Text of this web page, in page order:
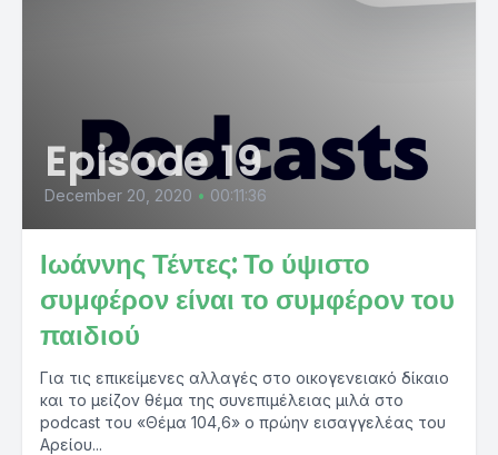
Episode 19
December 20, 2020 • 00:11:36
Ιωάννης Τέντες: Το ύψιστο
συμφέρον είναι το συμφέρον του
παιδιού
Για τις επικείμενες αλλαγές στο οικογενειακό δίκαιο
και το μείζον θέμα της συνεπιμέλειας μιλά στο
podcast του «Θέμα 104,6» ο πρώην εισαγγελέας του
Αρείου...